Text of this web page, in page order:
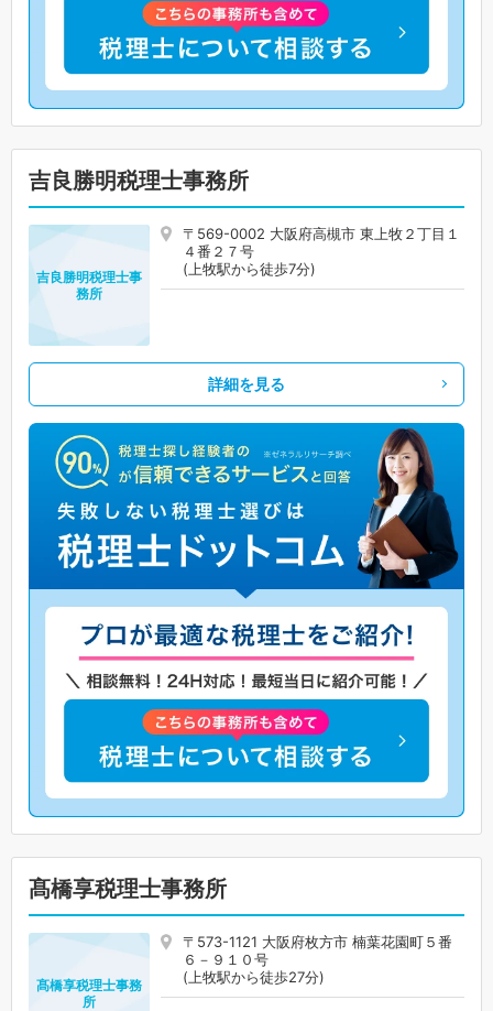
吉良勝明税理士事務所
〒569-0002 大阪府高槻市 東上牧２丁目１
４番２７号
(上牧駅から徒歩7分)
吉良勝明税理士事
務所
詳細を見る
髙橋享税理士事務所
〒573-1121 大阪府枚方市 楠葉花園町５番
６－９１０号
(上牧駅から徒歩27分)
髙橋享税理士事務
所